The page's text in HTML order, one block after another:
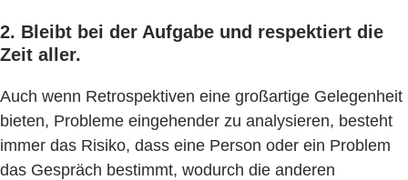
2. Bleibt bei der Aufgabe und respektiert die
Zeit aller.
Auch wenn Retrospektiven eine großartige Gelegenheit
bieten, Probleme eingehender zu analysieren, besteht
immer das Risiko, dass eine Person oder ein Problem
das Gespräch bestimmt, wodurch die anderen